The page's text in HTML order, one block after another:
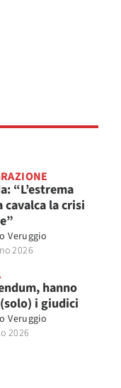
“L’estrema
cavalca la crisi
Veruggio
2026
hanno
i giudici
Veruggio
2026